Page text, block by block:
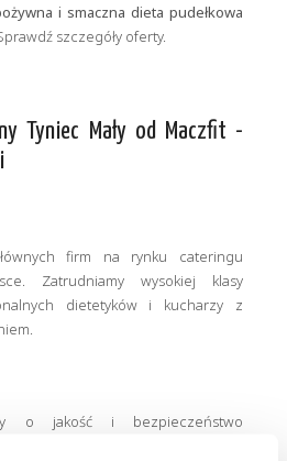
i smaczna dieta pudełkowa
szczegóły oferty.
Tyniec Mały od Maczfit -
firm na rynku cateringu
Zatrudniamy wysokiej klasy
dietetyków i kucharzy z
o jakość i bezpieczeństwo